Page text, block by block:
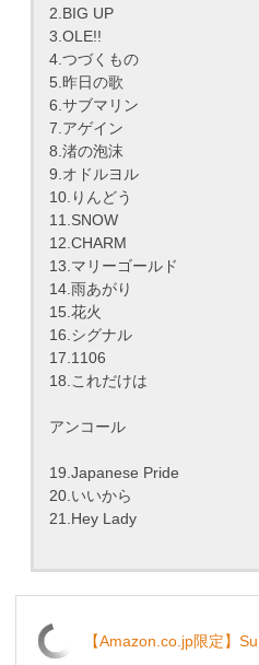
2.BIG UP
3.OLE!!
4.つづくもの
5.昨日の歌
6.サブマリン
7.アゲイン
8.渚の泡沫
9.オドルヨル
10.りんどう
11.SNOW
12.CHARM
13.マリーゴールド
14.雨あがり
15.花火
16.シグナル
17.1106
18.これだけは
アンコール
19.Japanese Pride
20.いいから
21.Hey Lady
【Amazon.co.jp限定】